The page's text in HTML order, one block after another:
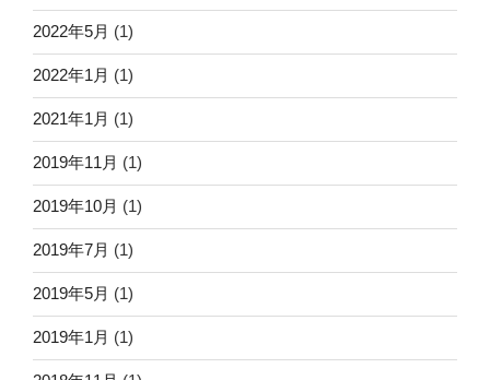
2022年5月 (1)
2022年1月 (1)
2021年1月 (1)
2019年11月 (1)
2019年10月 (1)
2019年7月 (1)
2019年5月 (1)
2019年1月 (1)